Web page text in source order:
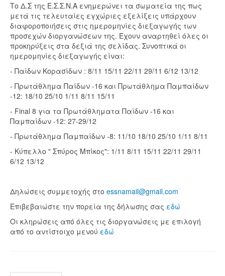
Το Δ.Σ της Ε.Σ.Σ.Ν.Α ενημερώνει τα σωματεία της πως
μετά τις τελευταίες εγχώριες εξελίξεις υπάρχουν
διαφοροποιήσεις στις ημερομηνίες διεξαγωγής των
προσεχών διοργανώσεων της. Έχουν αναρτηθεί όλες οι
προκηρύξεις στα δεξιά της σελίδας. Συνοπτικά οι
ημερομηνίες διεξαγωγής είναι:
- Παίδων Κορασίδων : 8/11 15/11 22/11 29/11 6/12 13/12
- Πρωτάθλημα Παίδων -16 και Πρωτάθλημα Παμπαίδων
-12: 18/10 25/10 1/11 8/11 15/11
- Final 8 για τα Πρωτάθληματα Παίδων -16 και
Παμπαίδων -12: 27-29/12
- Πρωτάθλημα Παμπαίδων -8: 11/10 18/10 25/10 1/11 8/11
- Κύπελλο " Σπύρος Μπίκος": 1/11 8/11 15/11 22/11 29/11
6/12 13/12
Δηλώσεις συμμετοχής στο essnamail@gmail.com
Επιβεβαιώστε την πορεία της δήλωσης σας εδώ
Οι κληρώσεις από όλες τις διοργανώσεις με επιλογή
από το αντίστοιχο μενού εδώ